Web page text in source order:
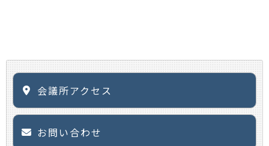
会議所アクセス
お問い合わせ